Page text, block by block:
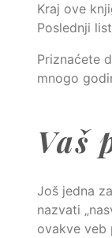
Kraj ove
Poslednji
Priznaćete
mnogo
Vaš
Još jedna
nazvati
ovakve veb